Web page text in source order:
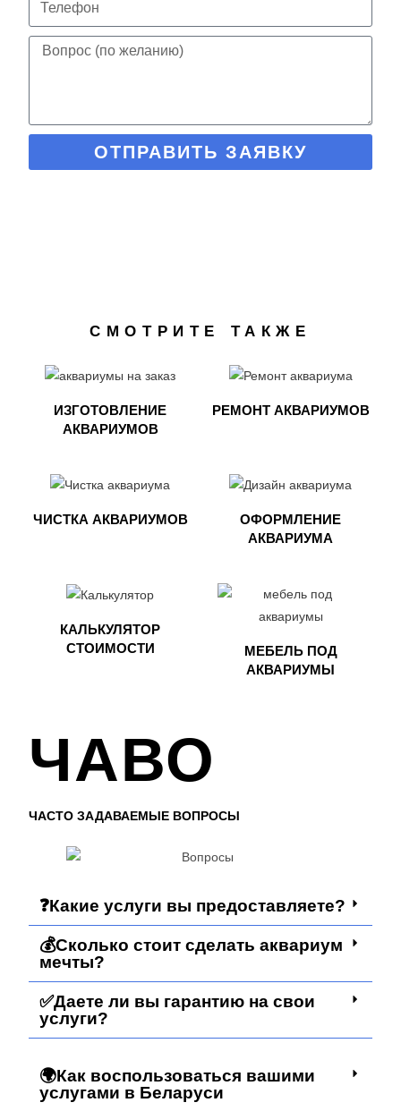
ОТПРАВИТЬ ЗАЯВКУ
СМОТРИТЕ ТАКЖЕ
ИЗГОТОВЛЕНИЕ
АКВАРИУМОВ
РЕМОНТ АКВАРИУМОВ
ЧИСТКА АКВАРИУМОВ
ОФОРМЛЕНИЕ
АКВАРИУМА​
КАЛЬКУЛЯТОР
СТОИМОСТИ
МЕБЕЛЬ ПОД
АКВАРИУМЫ​
ЧАВО
ЧАСТО ЗАДАВАЕМЫЕ ВОПРОСЫ
❓Какие услуги вы предоставляете?
💰Сколько стоит сделать аквариум
мечты?
✅Даете ли вы гарантию на свои
услуги?
🌍Как воспользоваться вашими
услугами в Беларуси